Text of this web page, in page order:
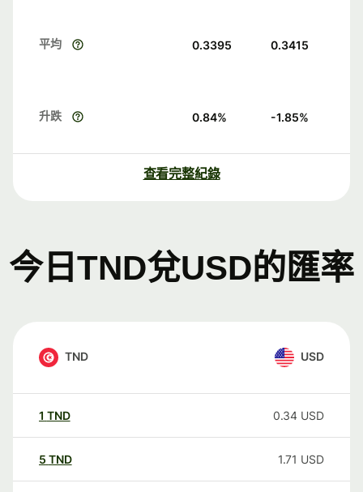
平均 0.3395 0.3415
升跌 0.84% -1.85%
查看完整紀錄
今日TND兌USD的匯率
TND USD
1 TND 0.34 USD
5 TND 1.71 USD